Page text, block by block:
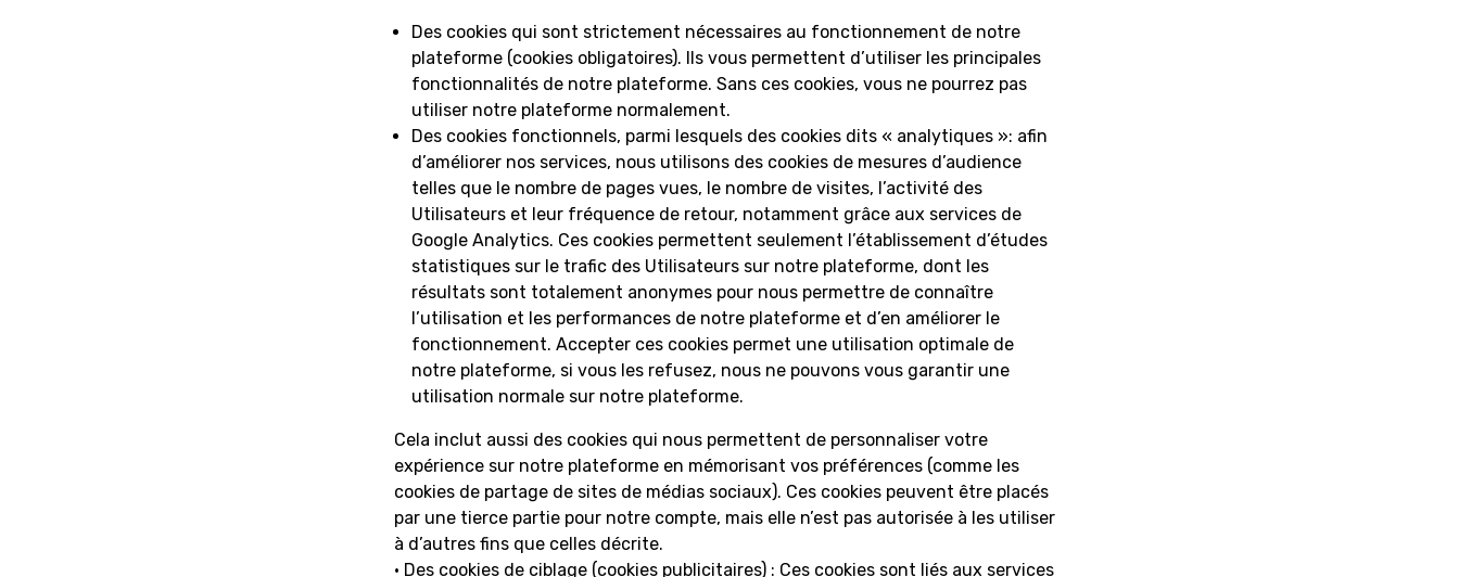
Des cookies qui sont strictement nécessaires au fonctionnement de notre
plateforme (cookies obligatoires). Ils vous permettent d’utiliser les principales
fonctionnalités de notre plateforme. Sans ces cookies, vous ne pourrez pas
utiliser notre plateforme normalement.
Des cookies fonctionnels, parmi lesquels des cookies dits « analytiques »: afin
d’améliorer nos services, nous utilisons des cookies de mesures d’audience
telles que le nombre de pages vues, le nombre de visites, l’activité des
Utilisateurs et leur fréquence de retour, notamment grâce aux services de
Google Analytics. Ces cookies permettent seulement l’établissement d’études
statistiques sur le trafic des Utilisateurs sur notre plateforme, dont les
résultats sont totalement anonymes pour nous permettre de connaître
l’utilisation et les performances de notre plateforme et d’en améliorer le
fonctionnement. Accepter ces cookies permet une utilisation optimale de
notre plateforme, si vous les refusez, nous ne pouvons vous garantir une
utilisation normale sur notre plateforme.
Cela inclut aussi des cookies qui nous permettent de personnaliser votre
expérience sur notre plateforme en mémorisant vos préférences (comme les
cookies de partage de sites de médias sociaux). Ces cookies peuvent être placés
par une tierce partie pour notre compte, mais elle n’est pas autorisée à les utiliser
à d’autres fins que celles décrite.
• Des cookies de ciblage (cookies publicitaires) : Ces cookies sont liés aux services